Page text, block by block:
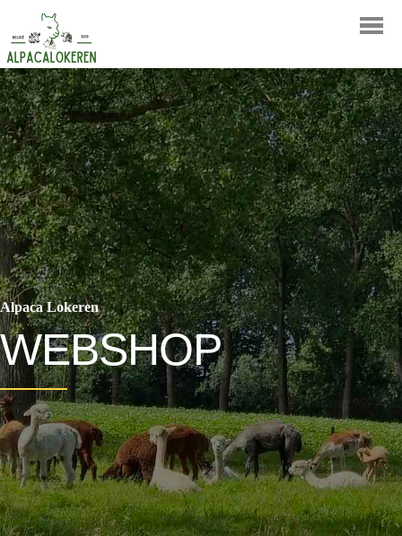
LOGIN BESTELLEN
Alpaca Lokeren
WEBSHOP